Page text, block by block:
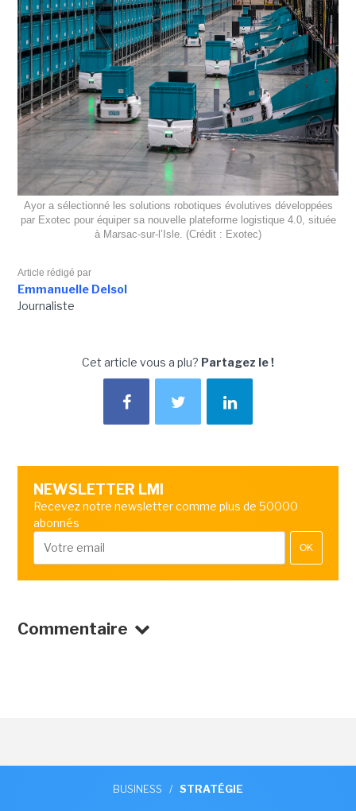
Ayor a sélectionné les solutions robotiques évolutives développées
par Exotec pour équiper sa nouvelle plateforme logistique 4.0, située
à Marsac-sur-l’Isle. (Crédit : Exotec)
Article rédigé par
Emmanuelle Delsol
Journaliste
Cet article vous a plu? Partagez le !
NEWSLETTER LMI
Recevez notre newsletter comme plus de 50000
abonnés
OK
Commentaire
BUSINESS / STRATÉGIE